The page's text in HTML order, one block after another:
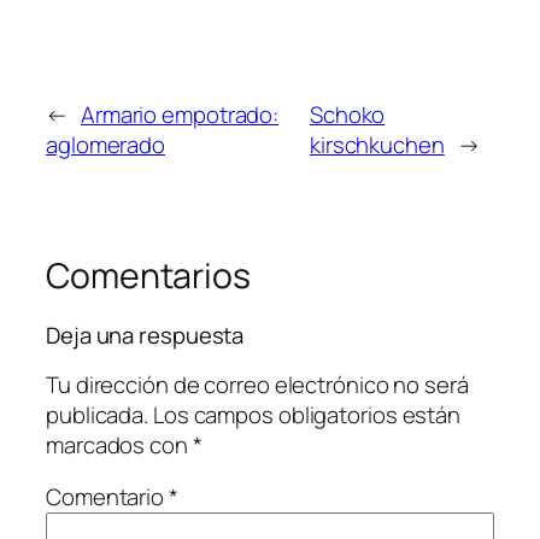
← Armario empotrado:
aglomerado
Schoko
kirschkuchen →
Comentarios
Deja una respuesta
Tu dirección de correo electrónico no será
publicada. Los campos obligatorios están
marcados con*
Comentario*